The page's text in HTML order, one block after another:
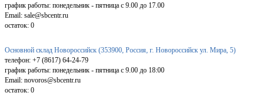
график работы: понедельник - пятница с 9.00 до 17.00
Email: sale@sbcentr.ru
остаток: 0
Основной склад Новороссийск (353900, Россия, г. Новороссийск ул. Мира, 5)
телефон: +7 (8617) 64-24-79
график работы: понедельник - пятница с 9.00 до 18:00
Email: novoros@sbcentr.ru
остаток: 0